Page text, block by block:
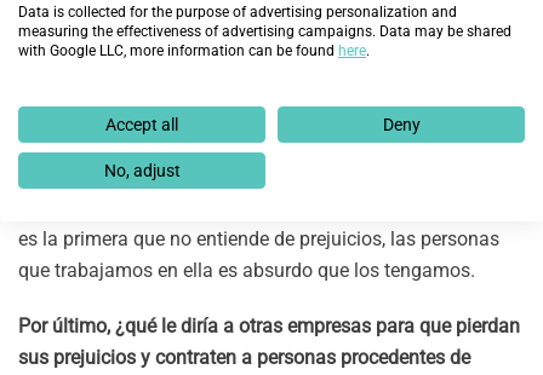
¿Cómo trabaja con su equipo y de qué manera los motiva e
ilusiona con el proyecto de Fundación Integra? ¿Le ha
Motivar al equipo es fácil cuando la empresa en la que
trabajas es la que fomenta este tipo de acciones de
es la primera que no entiende de prejuicios, las personas
que trabajamos en ella es absurdo que los tengamos.
Por último, ¿qué le diría a otras empresas para que pierdan
sus prejuicios y contraten a personas procedentes de
Data is collected for the purpose of advertising personalization and
measuring the effectiveness of advertising campaigns. Data may be shared
with Google LLC, more information can be found here.
Accept all Deny
No, adjust